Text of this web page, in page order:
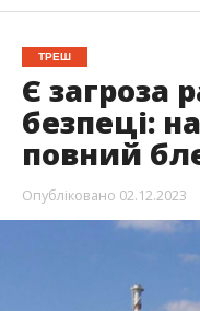
ТРЕШ
Є загроза
безпеці:
повний
Опубліковано 02.12.2023